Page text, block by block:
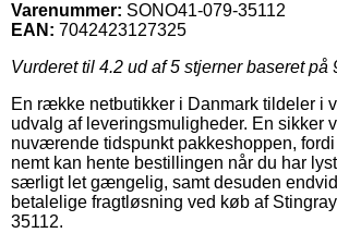
Varenummer: SONO41-079-35112
EAN: 7042423127325
Vurderet til 4.2 ud af 5 stjerner baseret på
En række netbutikker i Danmark tildeler i
udvalg af leveringsmuligheder. En sikker
nuværende tidspunkt pakkeshoppen,
nemt kan hente bestillingen når du har
særligt let gængelig, samt desuden
betalelige fragtløsning ved køb af
35112.